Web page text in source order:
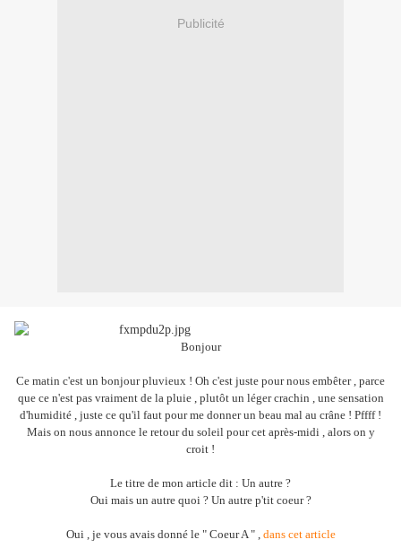
Publicité
Bonjour
Ce matin c'est un bonjour pluvieux ! Oh c'est juste pour nous embêter , parce
que ce n'est pas vraiment de la pluie , plutôt un léger crachin , une sensation
d'humidité , juste ce qu'il faut pour me donner un beau mal au crâne ! Pffff !
Mais on nous annonce le retour du soleil pour cet après-midi , alors on y
croit !
Le titre de mon article dit : Un autre ?
Oui mais un autre quoi ? Un autre p'tit coeur ?
Oui , je vous avais donné le " Coeur A " , dans cet article